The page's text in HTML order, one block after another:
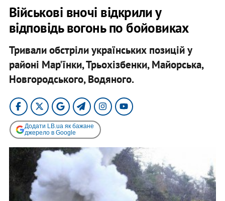
Військові вночі відкрили у
відповідь вогонь по бойовиках
Тривали обстріли українських позицій у
районі Мар'їнки, Трьохізбенки, Майорська,
Новгородського, Водяного.
Додати LB.ua як бажане
джерело в Google